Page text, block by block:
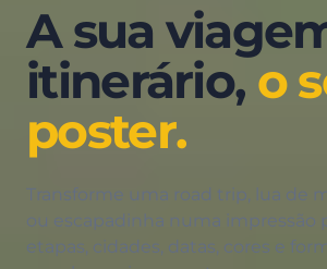
A sua
itinerário, o
poster.
Transforme uma road trip, lua de
ou escapadinha numa impressão
etapas, cidades, datas, cores e